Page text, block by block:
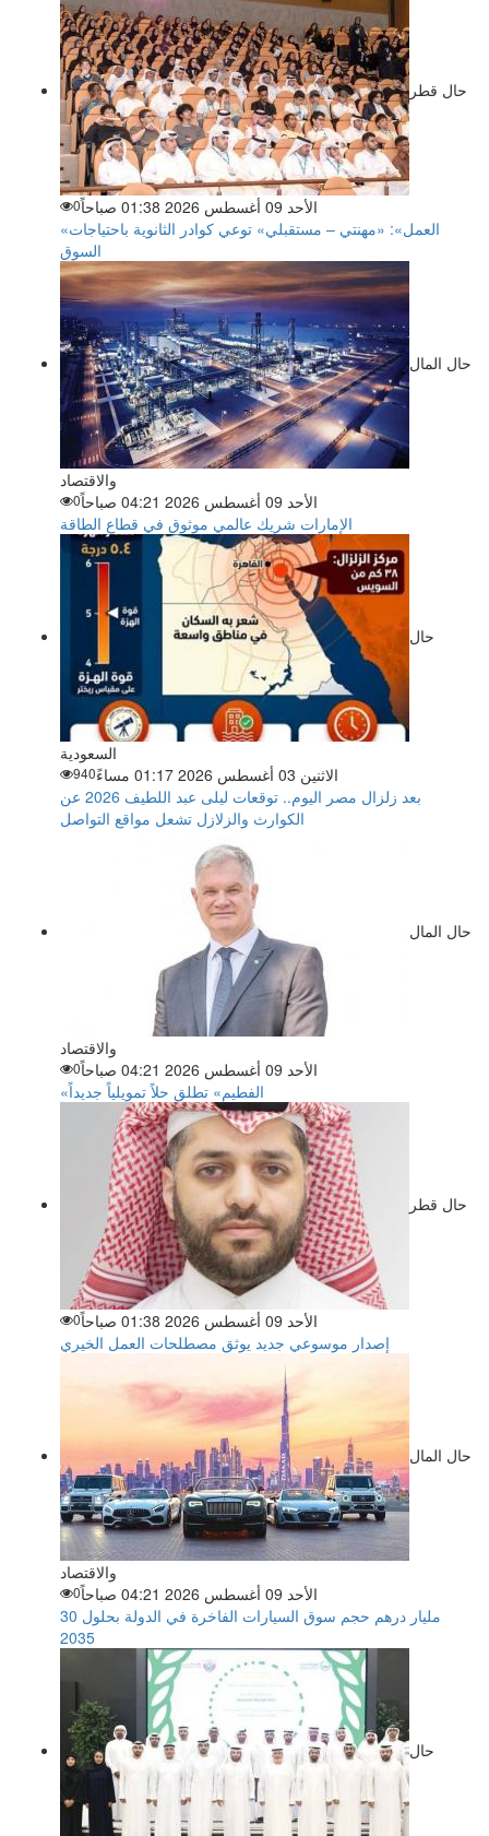
حال قطر
الأحد 09 أغسطس 2026 01:38 صباحاً 0
«العمل»: «مهنتي – مستقبلي» توعي كوادر الثانوية باحتياجات
السوق
حال المال
والاقتصاد
الأحد 09 أغسطس 2026 04:21 صباحاً
0
الإمارات شريك عالمي موثوق في قطاع الطاقة
حال
السعودية
الاثنين 03 أغسطس 2026 01:17 مساءً
940
بعد زلزال مصر اليوم.. توقعات ليلى عبد اللطيف 2026 عن
الكوارث والزلازل تشعل مواقع التواصل
حال المال
والاقتصاد
الأحد 09 أغسطس 2026 04:21 صباحاً
0
«الفطيم» تطلق حلاً تمويلياً جديداً
حال قطر
الأحد 09 أغسطس 2026 01:38 صباحاً 0
إصدار موسوعي جديد يوثق مصطلحات العمل الخيري
حال المال
والاقتصاد
الأحد 09 أغسطس 2026 04:21 صباحاً
0
30 مليار درهم حجم سوق السيارات الفاخرة في الدولة بحلول
2035
حال